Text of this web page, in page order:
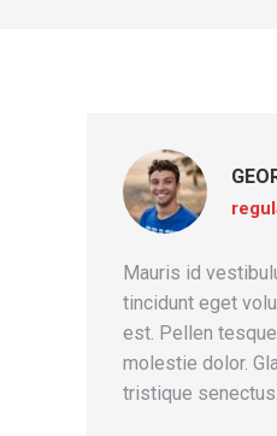
Mauris id
tincidunt eget
est. Pellen
molestie dolor.
tristique